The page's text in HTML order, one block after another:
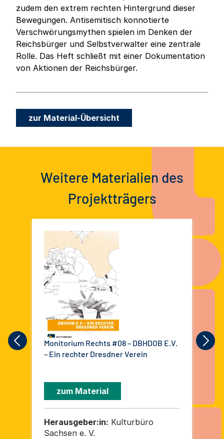
zudem den extrem rechten Hintergrund dieser
Bewegungen. Antisemitisch konnotierte
Verschwörungsmythen spielen im Denken der
Reichsbürger und Selbstverwalter eine zentrale
Rolle. Das Heft schließt mit einer Dokumentation
von Aktionen der Reichsbürger.
zur Material-Übersicht
Weitere Materialien des
Projektträgers
Monitorium Rechts #08 – DBHDOB E.V.
– Ein rechter Dresdner Verein
zum Material
Herausgeber:in: Kulturbüro
Sachsen e. V.
10